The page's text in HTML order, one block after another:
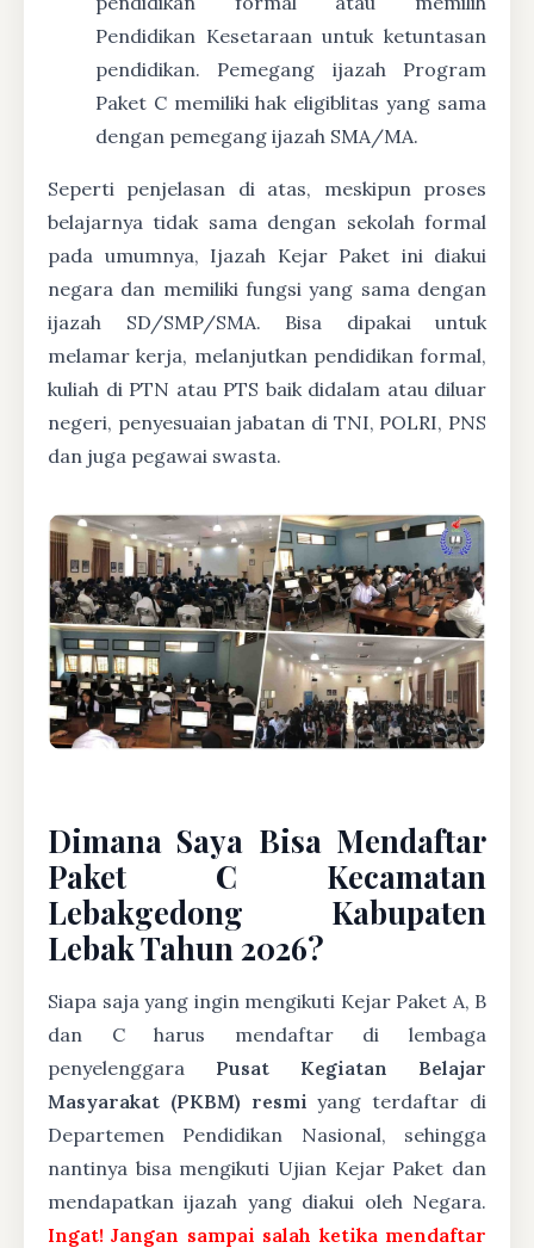
Pendidikan Kesetaraan untuk ketuntasan
pendidikan. Pemegang ijazah Program
Paket C memiliki hak eligiblitas yang sama
dengan pemegang ijazah SMA/MA.
Seperti penjelasan di atas, meskipun proses
belajarnya tidak sama dengan sekolah formal
pada umumnya, Ijazah Kejar Paket ini diakui
negara dan memiliki fungsi yang sama dengan
ijazah SD/SMP/SMA. Bisa dipakai untuk
melamar kerja, melanjutkan pendidikan formal,
kuliah di PTN atau PTS baik didalam atau diluar
negeri, penyesuaian jabatan di TNI, POLRI, PNS
dan juga pegawai swasta.
Dimana Saya Bisa Mendaftar
Paket C Kecamatan
Lebakgedong Kabupaten
Lebak Tahun 2026?
Siapa saja yang ingin mengikuti Kejar Paket A, B
dan C harus mendaftar di lembaga
penyelenggara Pusat Kegiatan Belajar
Masyarakat (PKBM) resmi yang terdaftar di
Departemen Pendidikan Nasional, sehingga
nantinya bisa mengikuti Ujian Kejar Paket dan
mendapatkan ijazah yang diakui oleh Negara.
Ingat! Jangan sampai salah ketika mendaftar